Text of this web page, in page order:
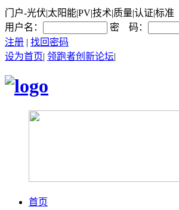
门户-光伏|太阳能|PV|技术|质量|认证|标准
用户名：
密 码：
注册 | 找回密码
设为首页| 领跑者创新论坛|
首页